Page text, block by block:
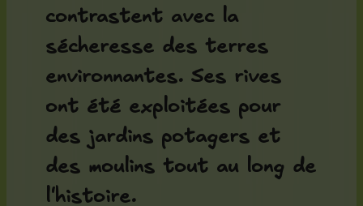
contrastent avec la
sécheresse des terres
environnantes. Ses rives
ont été exploitées pour
des jardins potagers et
des moulins tout au long de
l'histoire.